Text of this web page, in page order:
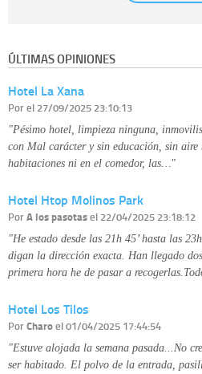
Derechos:tiene derecho a saber qué
disponible en nuestra página web.
Información complementaria:
ÚLTIMAS OPINIONES
Hotel La Xana
Porel 27/09/2025 23:10:13
"Pésimo hotel, limpieza ninguna,
con Mal carácter y sin educación, sin
habitaciones ni en el comedor, las…"
Hotel Htop Molinos Park
PorA los pasotasel 22/04/2025 23:18:12
"He estado desde las 21h 45’ hasta las
digan la dirección exacta. Han llegado
primera hora he de pasar a
Hotel Los Tilos
PorCharoel 01/04/2025 17:44:54
"Estuve alojada la semana pasada...No
ser habitado. El polvo de la entrada,